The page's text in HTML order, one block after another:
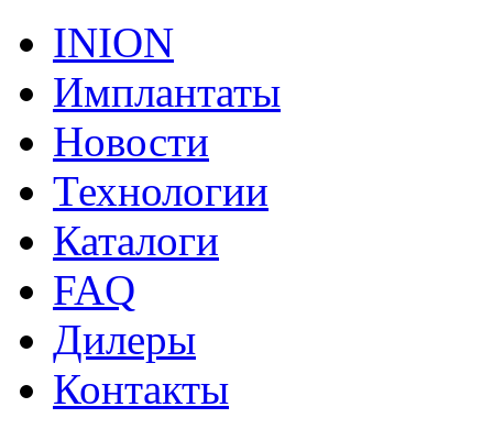
INION
Имплантаты
Новости
Технологии
Каталоги
FAQ
Дилеры
Контакты